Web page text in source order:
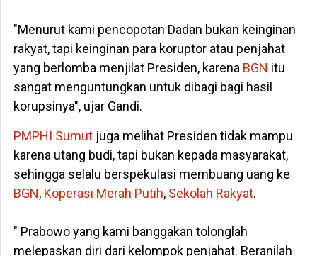
"Menurut kami pencopotan Dadan bukan keinginan
rakyat, tapi keinginan para koruptor atau penjahat
yang berlomba menjilat Presiden, karena BGN itu
sangat menguntungkan untuk dibagi bagi hasil
korupsinya", ujar Gandi.
PMPHI Sumutjuga melihat Presiden tidak mampu
karena utang budi, tapi bukan kepada masyarakat,
sehingga selalu berspekulasi membuang uang ke
BGN,Koperasi Merah Putih,Sekolah Rakyat.
" Prabowo yang kami banggakan tolonglah
melepaskan diri dari kelompok penjahat. Beranilah